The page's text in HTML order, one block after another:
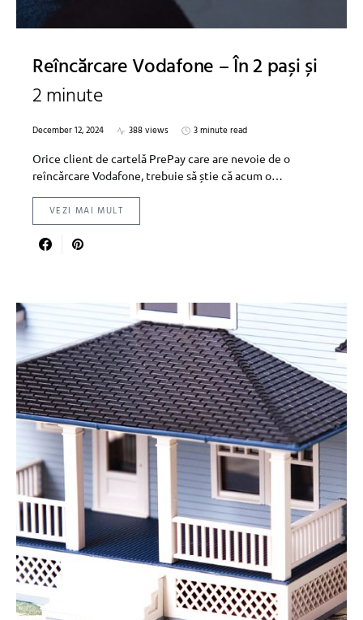
Reîncărcare Vodafone – În 2 pași și
2 minute
December 12, 2024 388 views
3 minute read
Orice client de cartelă PrePay care are nevoie de o
reîncărcare Vodafone, trebuie să știe că acum o…
VEZI MAI MULT